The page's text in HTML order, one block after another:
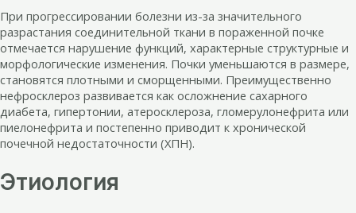
При прогрессировании болезни из-за значительного
разрастания соединительной ткани в пораженной почке
отмечается нарушение функций, характерные структурные и
морфологические изменения. Почки уменьшаются в размере,
становятся плотными и сморщенными. Преимущественно
нефросклероз развивается как осложнение сахарного
диабета, гипертонии, атеросклероза, гломерулонефрита или
пиелонефрита и постепенно приводит к хронической
почечной недостаточности (ХПН).
Этиология